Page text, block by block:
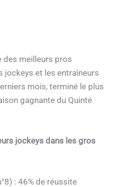
des meilleurs pros
jockeys et les entraîneurs
mois, terminé le plus
gagnante du Quinté
jockeys dans les gros
: 46% de réussite